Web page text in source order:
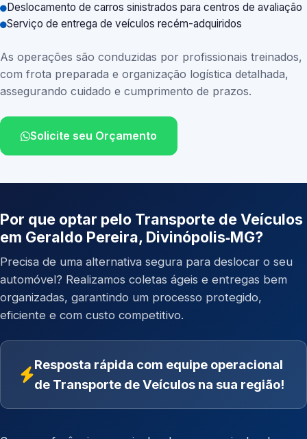
Deslocamento de carros sinistrados para centros de avaliação
Serviço de entrega de veículos recém-adquiridos
As operações são conduzidas por profissionais treinados,
com frota preparada e organização logística detalhada,
assegurando cuidado e cumprimento de prazos.
Solicite seu Orçamento
Por que optar pelo Transporte de Veículos
em Geraldo Pereira, Divinópolis‑MG?
Precisa de uma alternativa segura para deslocar o seu
automóvel? Realizamos coletas ágeis e entregas bem
organizadas, garantindo um processo protegido,
eficiente e com custo competitivo.
Resposta rápida com equipe operacional
de Transporte de Veículos na sua região!